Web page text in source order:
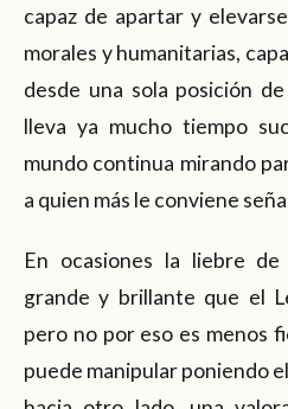
capaz de apartar y
morales y humanitarias,
desde una sola posición
lleva ya mucho tiempo
mundo continua mirando
a quien más le conviene
En ocasiones la liebre de
grande y brillante que el
pero no por eso es menos
puede manipular poniendo